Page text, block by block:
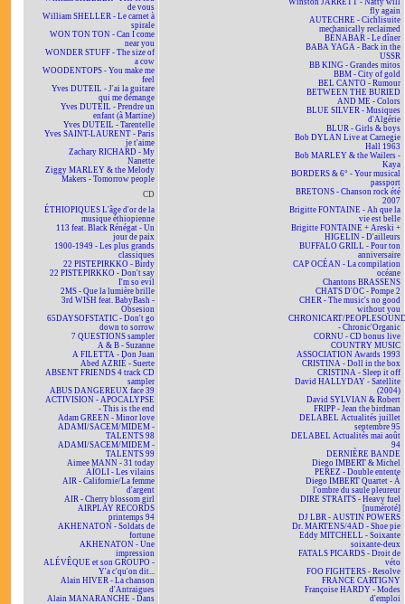
de vous
William SHELLER - Le carnet à
spirale
WON TON TON - Can I come
near you
WONDER STUFF - The size of
a cow
WOODENTOPS - You make me
feel
Yves DUTEIL - J'ai la guitare
qui me démange
Yves DUTEIL - Prendre un
enfant (à Martine)
Yves DUTEIL - Tarentelle
Yves SAINT-LAURENT - Paris
je t'aime
Zachary RICHARD - My
Nanette
Ziggy MARLEY & the Melody
Makers - Tomorrow people
CD
ÉTHIOPIQUES L'âge d'or de la
musique éthiopienne
113 feat. Black Rénégat - Un
jour de paix
1900-1949 - Les plus grands
classiques
22 PISTEPIRKKO - Birdy
22 PISTEPIRKKO - Don't say
I'm so evil
2MS - Que la lumière brille
3rd WISH feat. BabyBash -
Obsesion
65DAYSOFSTATIC - Don't go
down to sorrow
7 QUESTIONS sampler
A & B - Suzanne
A FILETTA - Don Juan
Abed AZRIÉ - Suerte
ABSENT FRIENDS 4 track CD
sampler
ABUS DANGEREUX face 39
ACTIVISION - APOCALYPSE
- This is the end
Adam GREEN - Minor love
ADAMI/SACEM/MIDEM -
TALENTS 98
ADAMI/SACEM/MIDEM -
TALENTS 99
Aimee MANN - 31 today
AÏOLI - Les vilains
AIR - Californie/La femme
d'argent
AIR - Cherry blossom girl
AIRPLAY RECORDS
printemps 94
AKHENATON - Soldats de
fortune
AKHENATON - Une
impression
ALÉVÊQUE et son GROUPO -
Y'a c'qu'on dit...
Alain HIVER - La chanson
d'Antraigues
Alain MANARANCHE - Dans
Winston JARRETT - Natty will
fly again
AUTECHRE - Cichlisuite
mechanically reclaimed
BÉNABAR - Le dîner
BABA YAGA - Back in the
USSR
BB KING - Grandes mitos
BBM - City of gold
BEL CANTO - Rumour
BETWEEN THE BURIED
AND ME - Colors
BLUE SILVER - Musiques
d'Algérie
BLUR - Girls & boys
Bob DYLAN Live at Carnegie
Hall 1963
Bob MARLEY & the Wailers -
Kaya
BORDERS & 6° - Your musical
passport
BRETONS - Chanson rock été
2007
Brigitte FONTAINE - Ah que la
vie est belle
Brigitte FONTAINE + Areski +
HIGELIN - D'ailleurs
BUFFALO GRILL - Pour ton
anniversaire
CAP OCÉAN - La compilation
océane
Chantons BRASSENS
CHATS D'OC - Pompe 2
CHER - The music's no good
without you
CHRONICART/
- Chronic'Organic
CORNU - CD bonus live
COUNTRY MUSIC
ASSOCIATION Awards 1993
CRISTINA - Doll in the box
CRISTINA - Sleep it off
David HALLYDAY - Satellite
(2004)
David SYLVIAN & Robert
FRIPP - Jean the birdman
DELABEL Actualités juillet
septembre 95
DELABEL Actualités mai août
94
DERNIÈRE BANDE
Diego IMBERT & Michel
PEREZ - Double entente
Diego IMBERT Quartet - À
l'ombre du saule pleureur
DIRE STRAITS - Heavy fuel
[numéroté]
DJ LBR - AUSTIN POWERS
Dr. MARTENS/4AD - Shoe pie
Eddy MITCHELL - Soixante
soixante-deux
FATALS PICARDS - Droit de
véto
FOO FIGHTERS - Resolve
FRANCE CARTIGNY
Françoise HARDY - Modes
d'emploi